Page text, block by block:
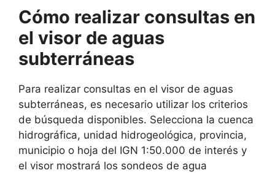
Cómo realizar consultas en
el visor de aguas
subterráneas
Para realizar consultas en el visor de aguas
subterráneas, es necesario utilizar los criterios
de búsqueda disponibles. Selecciona la cuenca
hidrográfica, unidad hidrogeológica, provincia,
municipio o hoja del IGN 1:50.000 de interés y
el visor mostrará los sondeos de agua